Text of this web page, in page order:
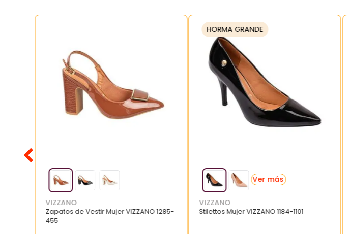
VIZZANO
Zapatos de Vestir Mujer VIZZANO 1285-
455
HORMA GRANDE
VIZZANO
Stilettos Mujer VIZZANO 1184-1101